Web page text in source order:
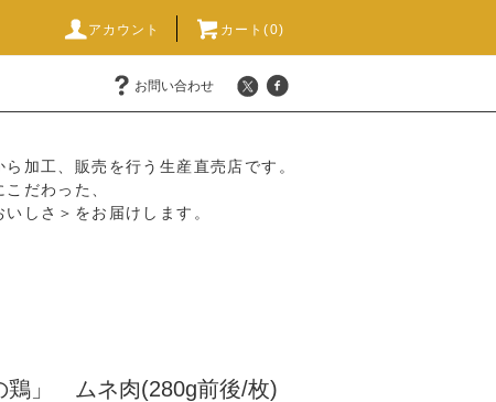
アカウント カート(0)
お問い合わせ
加工、販売を行う生産直売店です。
だわった、
しさ＞をお届けします。
鶏」 ムネ肉(280g前後/枚)